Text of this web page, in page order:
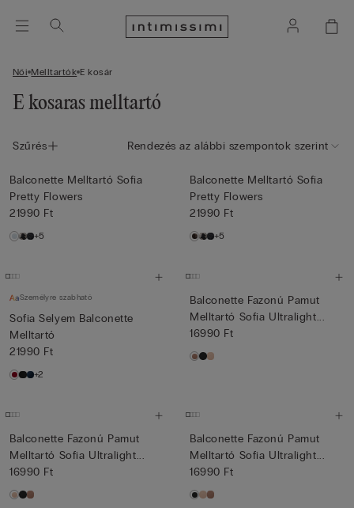
Női Melltartók E kosár
E kosaras melltartó
Szűrés Rendezés az alábbi szempontok szerint
Balconette Melltartó Sofia
Pretty Flowers
21990 Ft
+5
Balconette Melltartó Sofia
Pretty Flowers
21990 Ft
+5
Személyre szabható
Sofia Selyem Balconette
Melltartó
21990 Ft
+2
Balconette Fazonú Pamut
Melltartó Sofia Ultralight...
16990 Ft
Balconette Fazonú Pamut
Melltartó Sofia Ultralight...
16990 Ft
Balconette Fazonú Pamut
Melltartó Sofia Ultralight...
16990 Ft